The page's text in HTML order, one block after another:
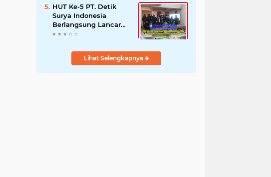
Sokobanah Libatkan 12
Desa
HUT Ke-5 PT. Detik
Surya Indonesia
Berlangsung Lancar
dan Profesional,
Wartawan
Lihat Selengkapnya